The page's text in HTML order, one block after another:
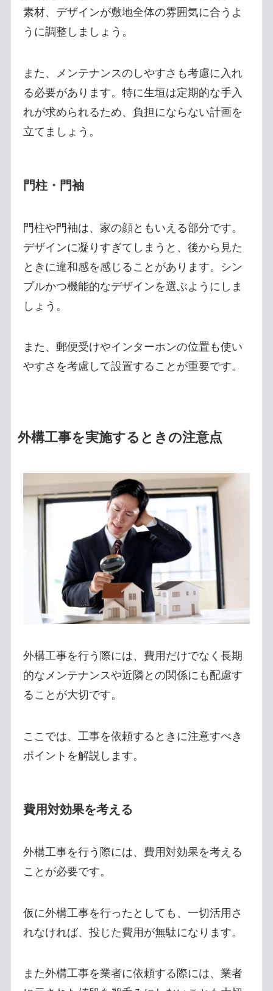
素材、デザインが敷地全体の雰囲気に合うよ
うに調整しましょう。
また、メンテナンスのしやすさも考慮に入れ
る必要があります。特に生垣は定期的な手入
れが求められるため、負担にならない計画を
立てましょう。
門柱・門袖
門柱や門袖は、家の顔ともいえる部分です。
デザインに凝りすぎてしまうと、後から見た
ときに違和感を感じることがあります。シン
プルかつ機能的なデザインを選ぶようにしま
しょう。
また、郵便受けやインターホンの位置も使い
やすさを考慮して設置することが重要です。
外構工事を実施するときの注意点
外構工事を行う際には、費用だけでなく長期
的なメンテナンスや近隣との関係にも配慮す
ることが大切です。
ここでは、工事を依頼するときに注意すべき
ポイントを解説します。
費用対効果を考える
外構工事を行う際には、費用対効果を考える
ことが必要です。
仮に外構工事を行ったとしても、一切活用さ
れなければ、投じた費用が無駄になります。
また外構工事を業者に依頼する際には、業者